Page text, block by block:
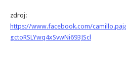
zdroj:
https://www.facebook.com/
gctoRSLYwq4xSvwNi693JScl